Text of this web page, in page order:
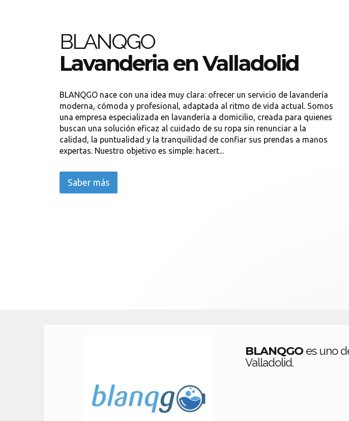
BLANQGO
Lavanderia en Valladolid
BLANQGO nace con una idea muy clara: ofrecer un servicio de lavandería
moderna, cómoda y profesional, adaptada al ritmo de vida actual. Somos
una empresa especializada en lavandería a domicilio, creada para quienes
buscan una solución eficaz al cuidado de su ropa sin renunciar a la
calidad, la puntualidad y la tranquilidad de confiar sus prendas a manos
expertas. Nuestro objetivo es simple: hacert...
Saber más
BLANQGO es uno
Valladolid.